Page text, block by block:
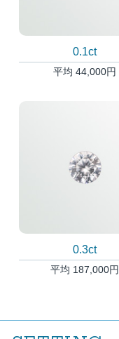
0.1ct
平均 44,000円
0.3ct
平均 187,000円